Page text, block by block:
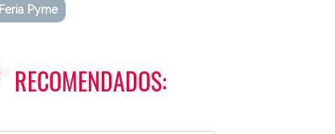
Feria Pyme
RECOMENDADOS: